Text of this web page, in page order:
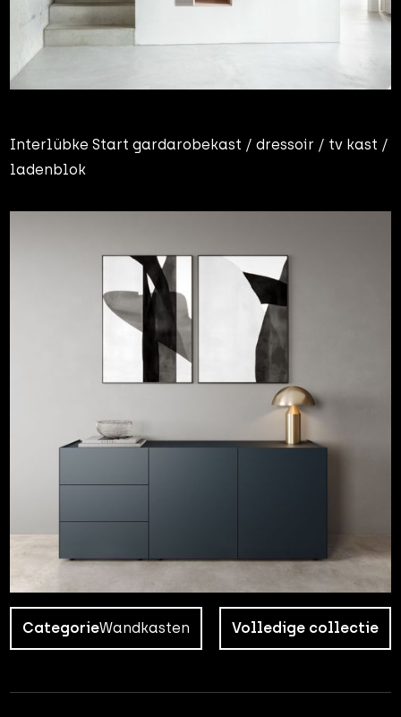
Interlübke Start gardarobekast / dressoir / tv kast /
ladenblok
CategorieWandkasten Volledige collectie